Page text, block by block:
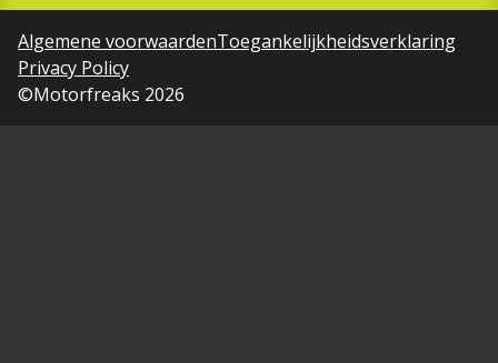
Algemene voorwaardenToegankelijkheidsverklaring
Privacy Policy
©Motorfreaks 2026